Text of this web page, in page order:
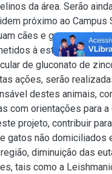
da área. Serão
próximo ao Campus
cães e gatos
à esterilização
de gluconato de
ações, serão
destes animais,
com orientações para a
projeto, contribuir
gatos não domiciliados
diminuição das
tais como a